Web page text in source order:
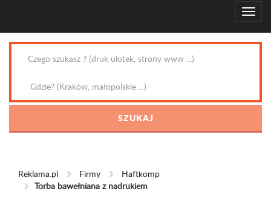
Reklama.pl Firmy
Haftkomp
Torba bawełniana z nadrukiem